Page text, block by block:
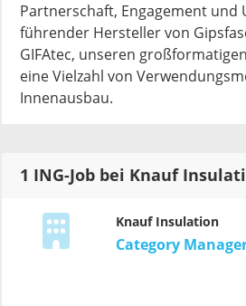
Partnerschaft, Engagement und
führender Hersteller von
GIFAtec, unseren
eine Vielzahl von
Innenausbau.
1 ING-Job bei Knauf
Knauf Insulation
Category